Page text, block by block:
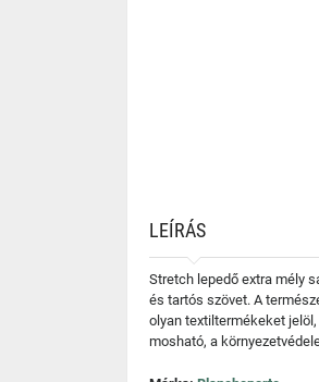
LEÍRÁS
Stretch lepedő extra mély
és tartós szövet. A
olyan textiltermékeket
mosható, a